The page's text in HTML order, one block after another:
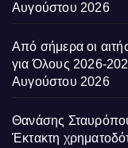
Αυγούστου 2026
Από σήμερα οι
για Όλους 2026-
Αυγούστου 2026
Θανάσης
Έκτακτη